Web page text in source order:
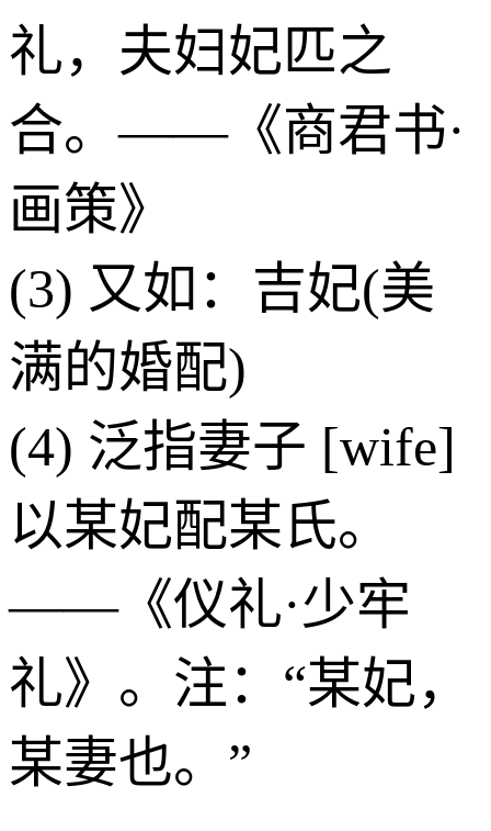
礼，夫妇妃匹之
合。——《商君书·
画策》
(3) 又如：吉妃(美
满的婚配)
(4) 泛指妻子 [wife]
以某妃配某氏。
——《仪礼·少牢
礼》。注：“某妃，
某妻也。”